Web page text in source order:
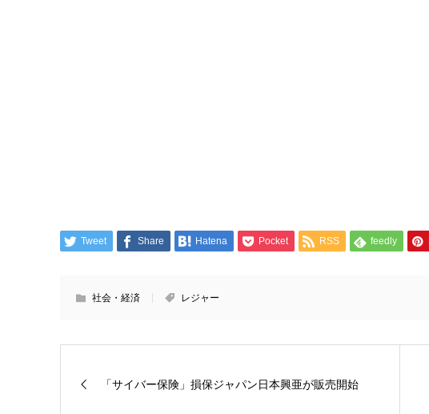
Tweet Share Hatena Pocket RSS feedly
社会・経済 レジャー
「サイバー保険」損保ジャパン日本興亜が販売開始